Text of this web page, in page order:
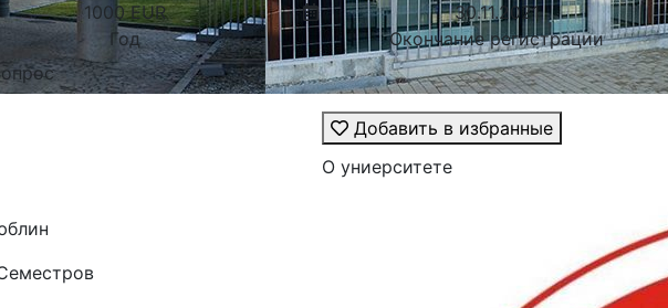
1000 EUR
Год
30.11.2021
Окончание регистрации
Добавить в избранные
О униерситете